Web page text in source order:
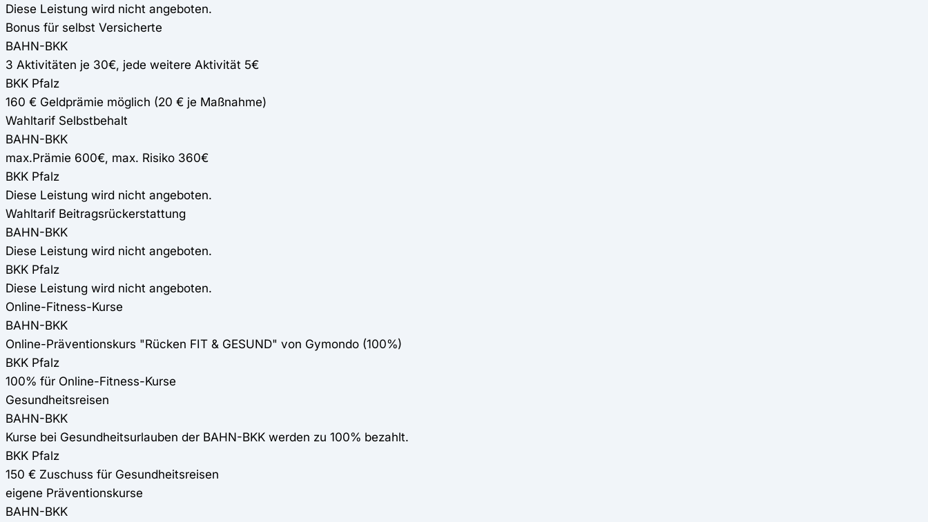
Diese Leistung wird nicht angeboten.
Bonus für selbst Versicherte
BAHN-BKK
3 Aktivitäten je 30€, jede weitere Aktivität 5€
BKK Pfalz
160 € Geldprämie möglich (20 € je Maßnahme)
Wahltarif Selbstbehalt
BAHN-BKK
max.Prämie 600€, max. Risiko 360€
BKK Pfalz
Diese Leistung wird nicht angeboten.
Wahltarif Beitragsrückerstattung
BAHN-BKK
Diese Leistung wird nicht angeboten.
BKK Pfalz
Diese Leistung wird nicht angeboten.
Online-Fitness-Kurse
BAHN-BKK
Online-Präventionskurs "Rücken FIT & GESUND" von Gymondo (100%)
BKK Pfalz
100% für Online-Fitness-Kurse
Gesundheitsreisen
BAHN-BKK
Kurse bei Gesundheitsurlauben der BAHN-BKK werden zu 100% bezahlt.
BKK Pfalz
150 € Zuschuss für Gesundheitsreisen
eigene Präventionskurse
BAHN-BKK